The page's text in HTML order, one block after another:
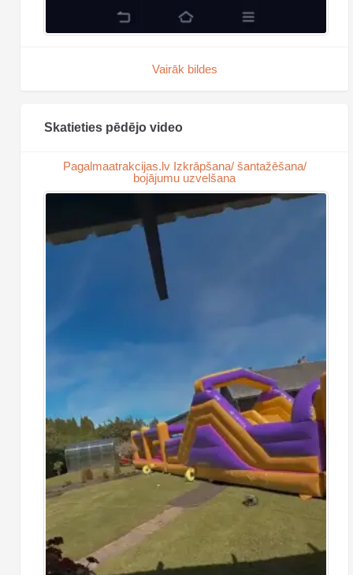
Vairāk bildes
Skatieties pēdējo video
Pagalmaatrakcijas.lv Izkrāpšana/ šantažēšana/
bojājumu uzvelšana